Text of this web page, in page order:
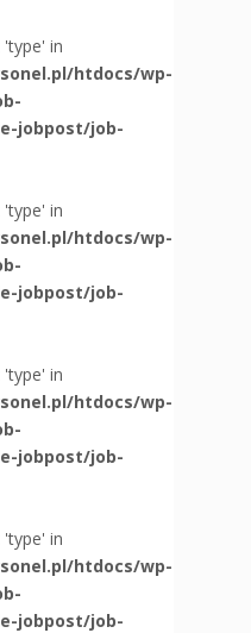
in
htdocs/wp-
jobpost/job-
in
htdocs/wp-
jobpost/job-
in
htdocs/wp-
jobpost/job-
in
htdocs/wp-
jobpost/job-